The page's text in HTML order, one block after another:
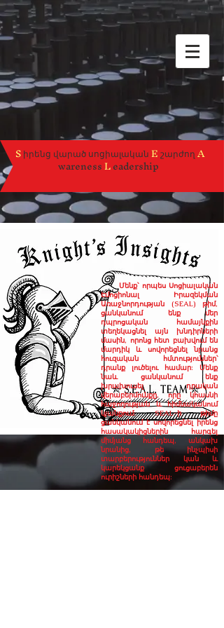
Sիրենց վարած սոցիալականEշարժողA
warenessLeadership
Մենք՝ որպես Սոցիալական
Էմոցիոնալ Իրազեկման
Առաջնորդության (SEAL) թիմ,
ցանկանում ենք մեր
դպրոցական համայնքին
տեղեկացնել այն խնդիրների
մասին, որոնց հետ բախվում են
մարդիկ և սովորեցնել նրանց
հուզական հմտություններ՝
դրանք լուծելու համար: Մենք
նաև ցանկանում ենք
խրախուսել դրական
վերաբերմունքը, որը կհասնի
հաջողության և հիմնականում
կյանքում: SEAL-ի թիմը
ցանկանում է սովորեցնել իրենց
հասակակիցներին հարգել
միմյանց հանդեպ, անկախ
նրանից, թե ինչպիսի
տարբերություններ կան և
կարեկցանք ցուցաբերեն
ուրիշների հանդեպ: